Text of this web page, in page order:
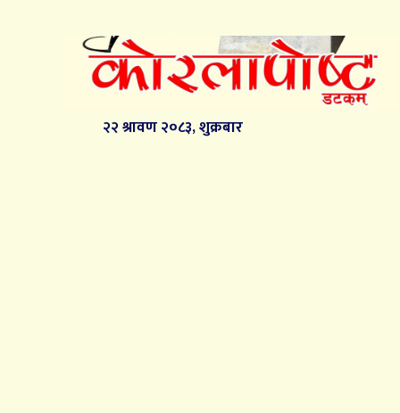
२२ श्रावण २०८३, शुक्रबार